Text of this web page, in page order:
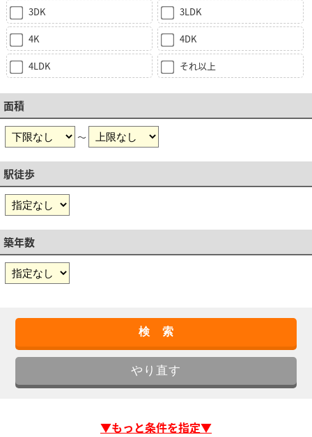
3DK 3LDK
4K 4DK
4LDK それ以上
面積
～
駅徒歩
築年数
▼もっと条件を指定▼